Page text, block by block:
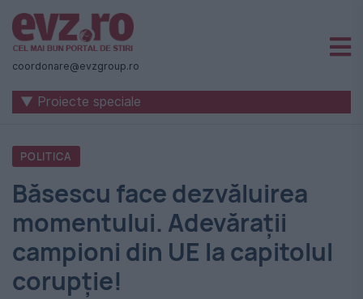
Știri
naționale
internaționale
România
-
Evenimentul
Zilei
coordonare@evzgroup.ro
▼ Proiecte speciale
POLITICA
Băsescu face dezvăluirea
momentului. Adevărații
campioni din UE la capitolul
corupție!